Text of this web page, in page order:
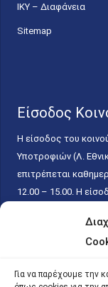
Για να παρέχουμε την
ΙΚΥ – Διαφάνεια
Sitemap
Είσοδος
Η είσοδος του
Υποτροφιών (Λ.
επιτρέπεται
12.00 – 15.00. Η
κάθε εργάσιμη
περιορισμό. Η
15.00. Η